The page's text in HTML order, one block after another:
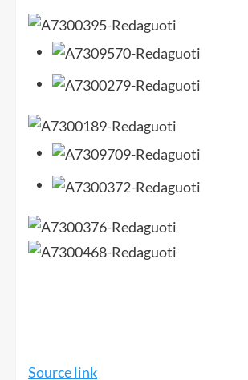
Source link